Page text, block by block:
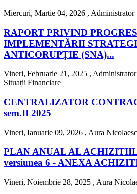
Miercuri, Martie 04, 2026 , Administrator
RAPORT PRIVIND
IMPLEMENTĂRII
ANTICORUPŢIE (SNA)...
Vineri, Februarie 21, 2025 , Administrator
Situații Financiare
CENTRALIZATOR
sem.II 2025
Vineri, Ianuarie 09, 2026 , Aura
PLAN ANUAL AL
versiunea 6 - ANEXA
Vineri, Noiembrie 28, 2025 , Aura